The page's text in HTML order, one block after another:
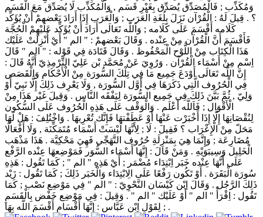
وَمُكَذِّب ; فَالْمُصَدِّق يُصَدِّق بِغَيْرِ قَسَم , وَالْمُكَذِّب لَا يُصَدِّق مَعَ الْقَسَم
؟ . قِيلَ لَهُ : الْقُرْآن نَزَلَ بِلُغَةِ الْعَرَب ; وَالْعَرَب إِذَا أَرَادَ بَعْضهمْ أَنْ يُؤَكِّد
كَلَامه أَقْسَمَ عَلَى كَلَامه ; وَاَللَّه تَعَالَى أَرَادَ أَنْ يُؤَكِّد عَلَيْهِمْ الْحُجَّة
فَأَقْسَمَ أَنَّ الْقُرْآن مِنْ عِنْده . وَقَالَ بَعْضهمْ : " الم " أَيْ أُنْزِلَتْ عَلَيْك
هَذَا الْكِتَاب مِنْ اللَّوْح الْمَحْفُوظ . وَقَالَ قَتَادَة فِي قَوْله : " الم " قَالَ
اِسْم مِنْ أَسْمَاء الْقُرْآن . وَرُوِيَ عَنْ مُحَمَّد بْن عَلِيّ التِّرْمِذِيّ أَنَّهُ قَالَ :
إِنَّ اللَّه تَعَالَى أَوْدَعَ جَمِيع مَا فِي تِلْكَ السُّورَة مِنْ الْأَحْكَام وَالْقَصَص
فِي الْحُرُوف الَّتِي ذَكَرَهَا فِي أَوَّل السُّورَة , وَلَا يَعْرِف ذَلِكَ إِلَّا نَبِيّ أَوْ
وَلِيّ , ثُمَّ بَيَّنَ ذَلِكَ فِي جَمِيع السُّورَة لِيَفْقَه النَّاس . وَقِيلَ غَيْر هَذَا مِنْ
الْأَقْوَال ; فَاَللَّه أَعْلَم . وَالْوَقْف عَلَى هَذِهِ الْحُرُوف عَلَى السُّكُون
لِنُقْصَانِهَا إِلَّا إِذَا أَخْبَرْت عَنْهَا أَوْ عَطَفْتهَا فَإِنَّك تُعْرِبهَا . وَاخْتُلِفَ : هَلْ لَهَا
مَحَلّ مِنْ الْإِعْرَاب ؟ فَقِيلَ : لَا ; لِأَنَّهَا لَيْسَتْ أَسْمَاء مُتَمَكِّنَة , وَلَا أَفْعَالًا
مُضَارِعَة ; وَإِنَّمَا هِيَ بِمَنْزِلَةِ حُرُوف التَّهَجِّي فَهِيَ مَحْكِيَّة . هَذَا مَذْهَب
الْخَلِيل وَسِيبَوَيْهِ . وَمَنْ قَالَ : إِنَّهَا أَسْمَاء السُّوَر فَمَوْضِعهَا عِنْده الرَّفْع
عَلَى أَنَّهَا عِنْده خَبَر اِبْتِدَاء مُضْمَر ; أَيْ هَذِهِ " الم " ; كَمَا تَقُول : هَذِهِ
سُورَة الْبَقَرَة . أَوْ تَكُون رَفْعًا عَلَى الِابْتِدَاء وَالْخَبَر ذَلِكَ ; كَمَا تَقُول : زَيْد
ذَلِكَ الرَّجُل . وَقَالَ اِبْن كَيْسَان النَّحْوِيّ : " الم " فِي مَوْضِع نَصْب ; كَمَا
تَقُول : اِقْرَأْ " الم " أَوْ عَلَيْك " الم " . وَقِيلَ : فِي مَوْضِع خَفْض بِالْقَسَمِ
; لِقَوْلِ اِبْن عَبَّاس : إِنَّهَا أَقْسَام أَقْسَمَ اللَّه بِهَا .